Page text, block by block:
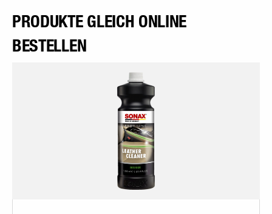
PRODUKTE GLEICH ONLINE
BESTELLEN